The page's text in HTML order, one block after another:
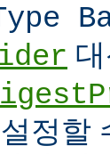
정할